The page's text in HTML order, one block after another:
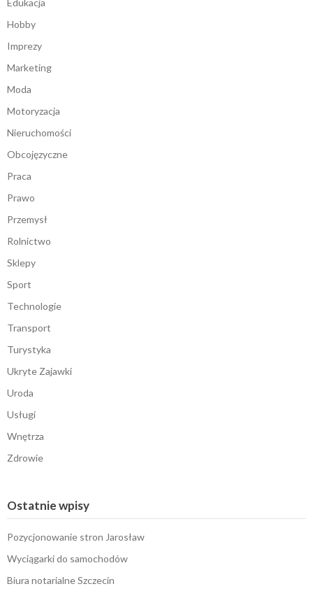
Edukacja
Hobby
Imprezy
Marketing
Moda
Motoryzacja
Nieruchomości
Obcojęzyczne
Praca
Prawo
Przemysł
Rolnictwo
Sklepy
Sport
Technologie
Transport
Turystyka
Ukryte Zajawki
Uroda
Usługi
Wnętrza
Zdrowie
Ostatnie wpisy
Pozycjonowanie stron Jarosław
Wyciągarki do samochodów
Biura notarialne Szczecin